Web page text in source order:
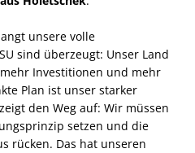
unsere volle
sind überzeugt: Unser Land
Investitionen und mehr
Plan ist unser starker
den Weg auf: Wir müssen
setzen und die
rücken. Das hat unseren